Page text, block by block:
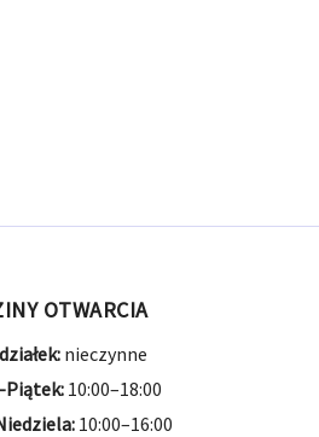
OTWARCIA
nieczynne
10:00–18:00
10:00–16:00